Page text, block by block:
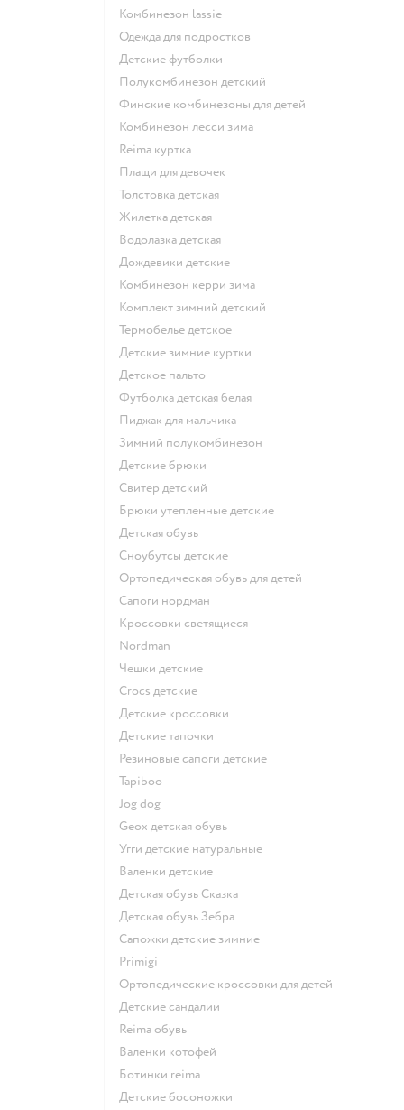
Комбинезон lassie
Одежда для подростков
Детские футболки
Полукомбинезон детский
Финские комбинезоны для детей
Комбинезон лесси зима
Reima куртка
Плащи для девочек
Толстовка детская
Жилетка детская
Водолазка детская
Дождевики детские
Комбинезон керри зима
Комплект зимний детский
Термобелье детское
Детские зимние куртки
Детское пальто
Футболка детская белая
Пиджак для мальчика
Зимний полукомбинезон
Детские брюки
Свитер детский
Брюки утепленные детские
Детская обувь
Сноубутсы детские
Ортопедическая обувь для детей
Сапоги нордман
Кроссовки светящиеся
Nordman
Чешки детские
Crocs детские
Детские кроссовки
Детские тапочки
Резиновые сапоги детские
Tapiboo
Jog dog
Geox детская обувь
Угги детские натуральные
Валенки детские
Детская обувь Сказка
Детская обувь Зебра
Сапожки детские зимние
Primigi
Ортопедические кроссовки для детей
Детские сандалии
Reima обувь
Валенки котофей
Ботинки reima
Детские босоножки